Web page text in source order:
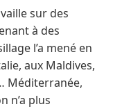
sur des
à des
l’a mené en
aux Maldives,
Méditerranée,
n’a plus